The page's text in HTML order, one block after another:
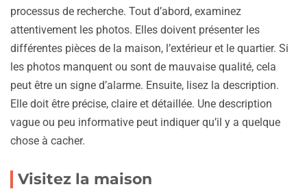
processus de recherche. Tout d’abord, examinez
attentivement les photos. Elles doivent présenter les
différentes pièces de la maison, l’extérieur et le quartier. Si
les photos manquent ou sont de mauvaise qualité, cela
peut être un signe d’alarme. Ensuite, lisez la description.
Elle doit être précise, claire et détaillée. Une description
vague ou peu informative peut indiquer qu’il y a quelque
chose à cacher.
Visitez la maison